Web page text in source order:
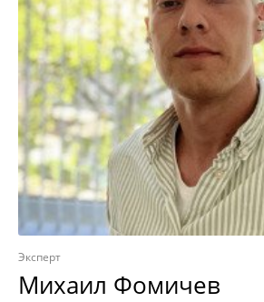
Эксперт
Михаил Фомичев